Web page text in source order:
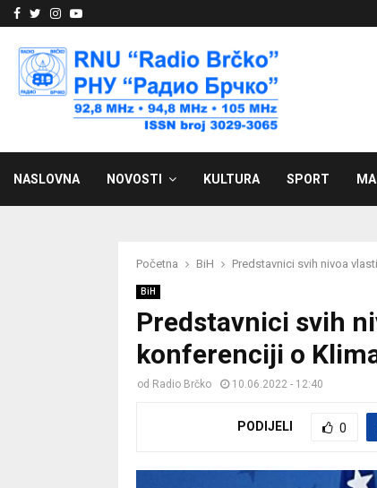
Facebook
Twitter
Instagram
Youtube
NASLOVNA NOVOSTI KULTURA SPORT
Početna BiH Predstavnici svih nivoa
BiH
Predstavnici svih
konferenciji o
od Radio Brčko 10.06.2022 - 12:40
PODIJELI 0